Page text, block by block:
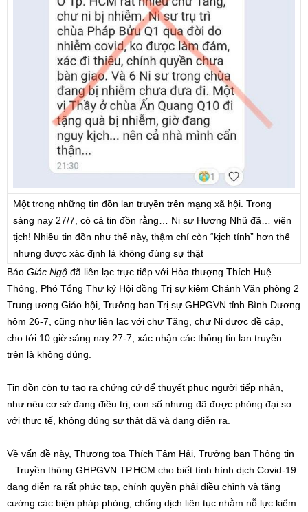
Một trong những tin đồn lan truyền trên mạng xã hội. Trong
sáng nay 27/7, có cả tin đồn rằng… Ni sư Hương Nhũ đã… viên
tịch! Nhiều tin đồn như thế này, thậm chí còn “kịch tính” hơn thế
nhưng được xác định là không đúng sự thật
Báo Giác Ngộ đã liên lạc trực tiếp với Hòa thượng Thích Huệ
Thông, Phó Tổng Thư ký Hội đồng Trị sự kiêm Chánh Văn phòng 2
Trung ương Giáo hội, Trưởng ban Trị sự GHPGVN tỉnh Bình Dương
hôm 26-7, cũng như liên lạc với chư Tăng, chư Ni được đề cập,
cho tới 10 giờ sáng nay 27-7, xác nhận các thông tin lan truyền
trên là không đúng.
Tin đồn còn tự tạo ra chứng cứ để thuyết phục người tiếp nhận,
như nêu cơ sở đang điều trị, con số nhưng đã được phóng đại so
với thực tế, không đúng sự thật đã và đang diễn ra.
Về vấn đề này, Thượng tọa Thích Tâm Hải, Trưởng ban Thông tin
– Truyền thông GHPGVN TP.HCM cho biết tình hình dịch Covid-19
đang diễn ra rất phức tạp, chính quyền phải điều chỉnh và tăng
cường các biện pháp phòng, chống dịch liên tục nhằm nỗ lực kiểm